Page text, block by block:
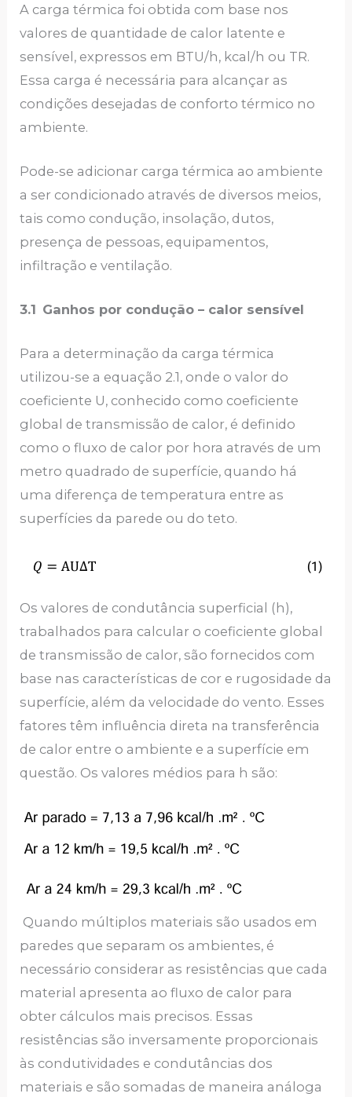
A carga térmica foi obtida com base nos
valores de quantidade de calor latente e
sensível, expressos em BTU/h, kcal/h ou TR.
Essa carga é necessária para alcançar as
condições desejadas de conforto térmico no
ambiente.
Pode-se adicionar carga térmica ao ambiente
a ser condicionado através de diversos meios,
tais como condução, insolação, dutos,
presença de pessoas, equipamentos,
infiltração e ventilação.
3.1 Ganhos por condução – calor sensível
Para a determinação da carga térmica
utilizou-se a equação 2.1, onde o valor do
coeficiente U, conhecido como coeficiente
global de transmissão de calor, é definido
como o fluxo de calor por hora através de um
metro quadrado de superfície, quando há
uma diferença de temperatura entre as
superfícies da parede ou do teto.
Os valores de condutância superficial (h),
trabalhados para calcular o coeficiente global
de transmissão de calor, são fornecidos com
base nas características de cor e rugosidade da
superfície, além da velocidade do vento. Esses
fatores têm influência direta na transferência
de calor entre o ambiente e a superfície em
questão. Os valores médios para h são:
Quando múltiplos materiais são usados em
paredes que separam os ambientes, é
necessário considerar as resistências que cada
material apresenta ao fluxo de calor para
obter cálculos mais precisos. Essas
resistências são inversamente proporcionais
às condutividades e condutâncias dos
materiais e são somadas de maneira análoga